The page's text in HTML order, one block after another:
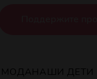
МОДАНАШИ ДЕТИ